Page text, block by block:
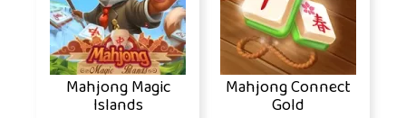
Mahjong Magic
Islands
Mahjong Connect
Gold